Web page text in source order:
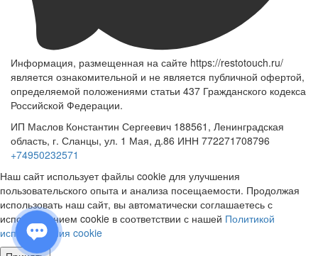
Информация, размещенная на сайте https://restotouch.ru/
является ознакомительной и не является публичной офертой,
определяемой положениями статьи 437 Гражданского кодекса
Российской Федерации.
ИП Маслов Константин Сергеевич 188561, Ленинградская
область, г. Сланцы, ул. 1 Мая, д.86 ИНН 772271708796
+74950232571
Наш сайт использует файлы cookie для улучшения
пользовательского опыта и анализа посещаемости. Продолжая
использовать наш сайт, вы автоматически соглашаетесь с
использованием cookie в соответствии с нашей Политикой
использования cookie